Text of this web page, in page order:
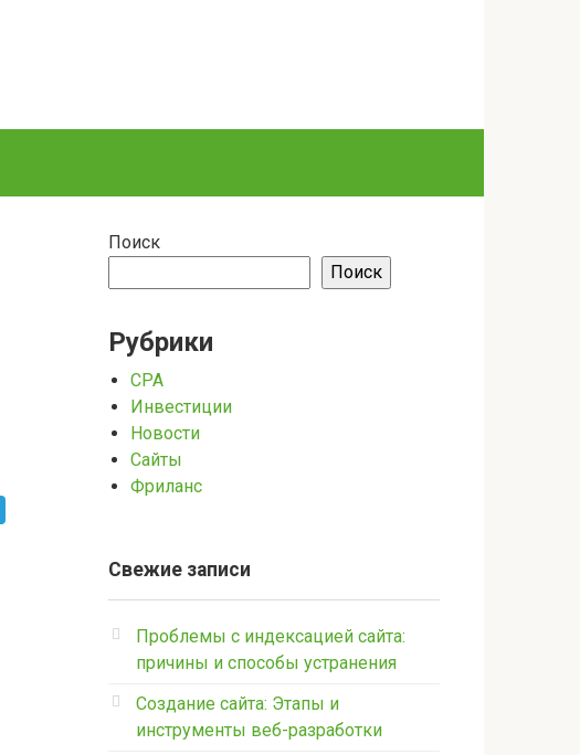
Поиск
Поиск
Рубрики
CPA
Инвестиции
Новости
Сайты
Фриланс
Свежие записи
Проблемы с индексацией сайта:
причины и способы устранения
Создание сайта: Этапы и
инструменты веб-разработки